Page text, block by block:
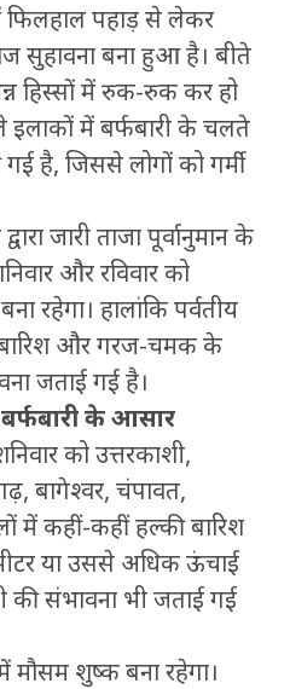
फिलहाल पहाड़ से लेकर
सुहावना बना हुआ है। बीते
हिस्सों में रुक-रुक कर हो
इलाकों में बर्फबारी के चलते
गई है, जिससे लोगों को गर्मी
जारी ताजा पूर्वानुमान के
और रविवार को
रहेगा। हालांकि पर्वतीय
और गरज-चमक के
जताई गई है।
के आसार
को उत्तरकाशी,
बागेश्वर, चंपावत,
में कहीं-कहीं हल्की बारिश
या उससे अधिक ऊंचाई
की संभावना भी जताई गई
मौसम शुष्क बना रहेगा।